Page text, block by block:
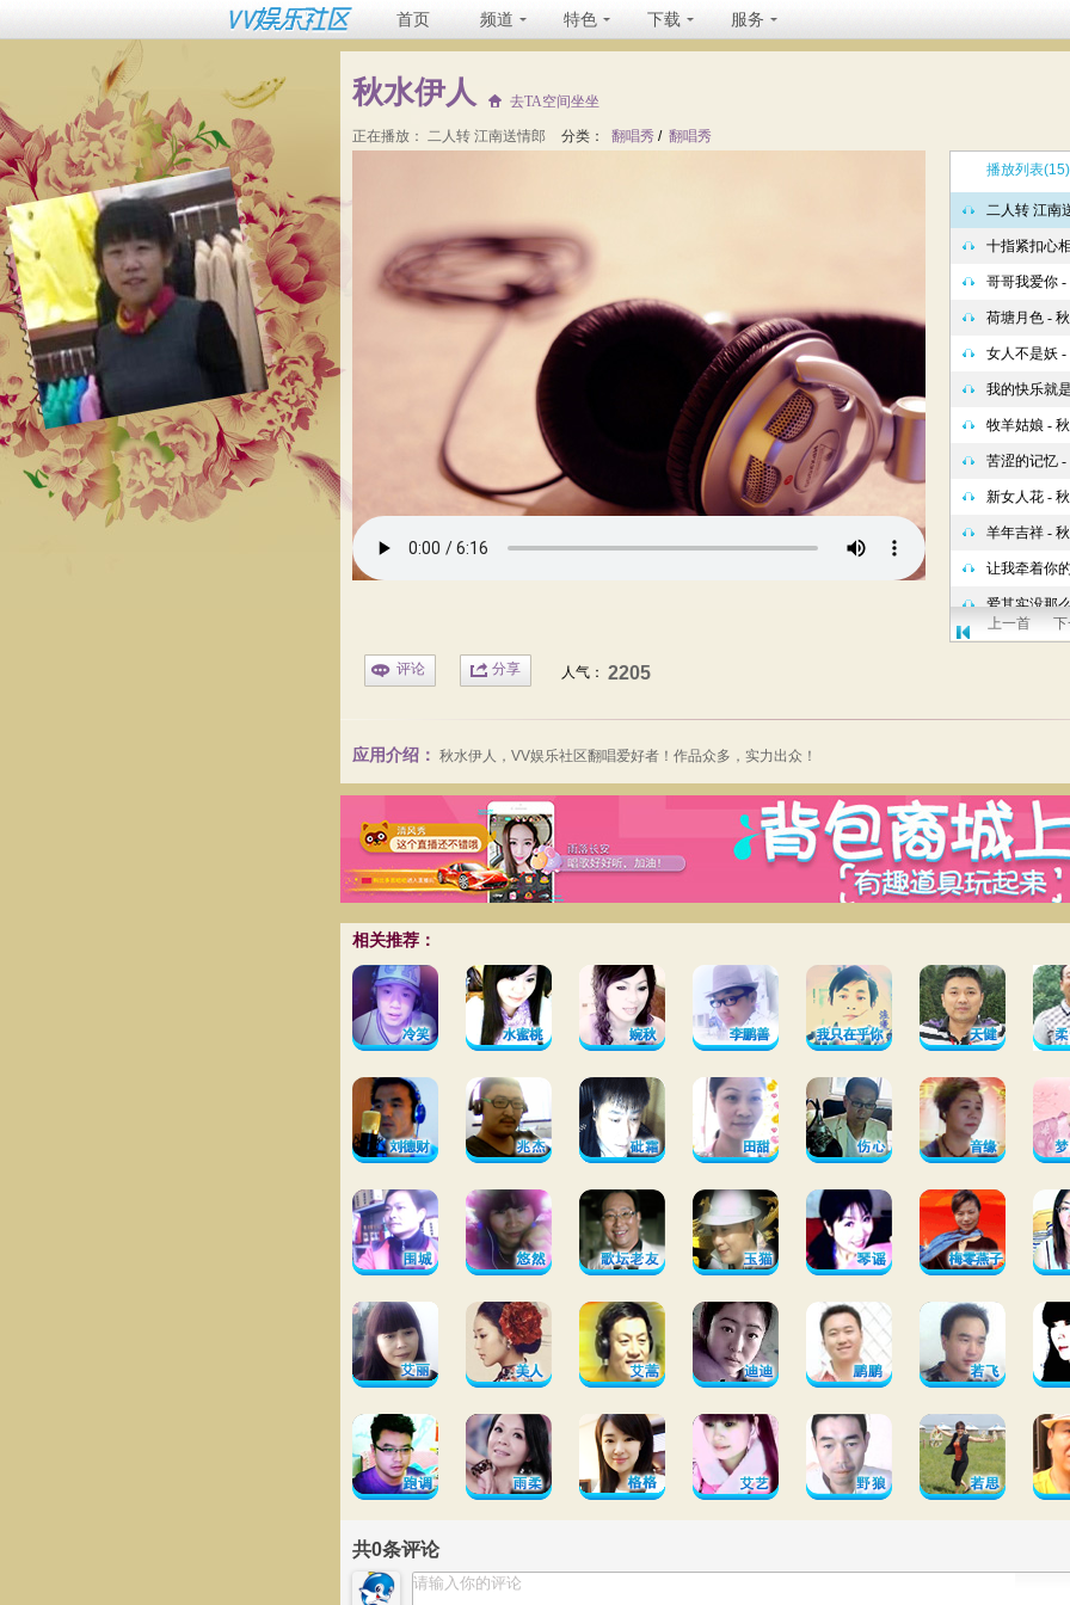
首页 频道 特色 下载 服务
秋水伊人 去TA空间坐坐
正在播放： 二人转 江南送情郎 分类： 翻唱秀 / 翻唱秀
播放列表(15)
上一首
评论 分享 人气： 2205
应用介绍： 秋水伊人 ，VV娱乐社区翻唱爱好者！作品众多，实力出众！
相关推荐：
共0条评论